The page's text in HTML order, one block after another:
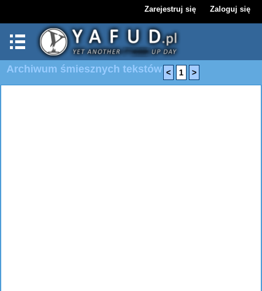
Zarejestruj się Zaloguj się
Archiwum śmiesznych tekstów < 1 >